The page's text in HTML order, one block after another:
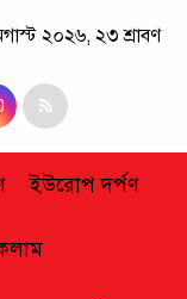
২০২৬, ২৩ শ্রাবণ
ইউরোপ দর্পণ